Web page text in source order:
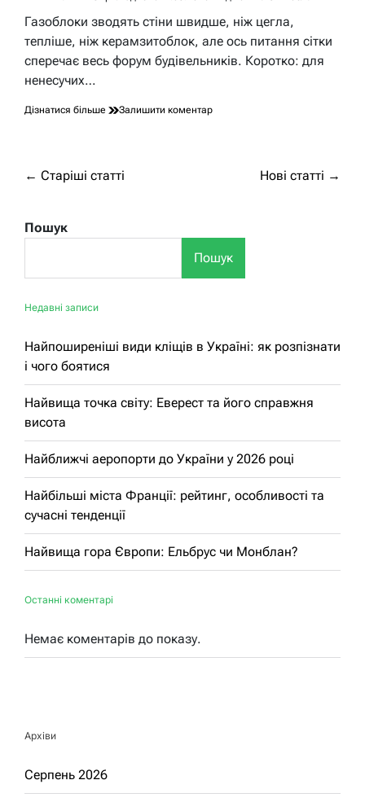
час
Газоблоки зводять стіни швидше, ніж цегла,
тепліше, ніж керамзитоблок, але ось питання сітки
сперечає весь форум будівельників. Коротко: для
ненесучих…
Дізнатися більше Залишити коментардо
кісточках
Навігація
записами
← Старіші статті Нові статті →
Пошук
Пошук
Недавні записи
Найпоширеніші види кліщів в Україні: як розпізнати
і чого боятися
Найвища точка світу: Еверест та його справжня
висота
Найближчі аеропорти до України у 2026 році
Найбільші міста Франції: рейтинг, особливості та
сучасні тенденції
Найвища гора Європи: Ельбрус чи Монблан?
Останні коментарі
Немає коментарів до показу.
Архіви
Серпень 2026